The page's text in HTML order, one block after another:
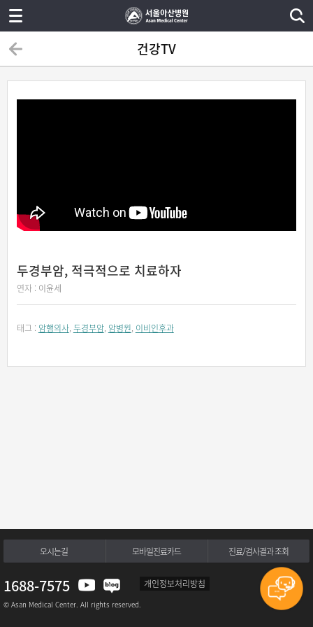
건강TV
두경부암, 적극적으로 치료하자
연자 : 이윤세
태그 : 암행의사, 두경부암, 암병원, 이비인후과
오시는길 모바일진료카드 진료/검사결과 조회
1688-7575 개인정보처리방침
© Asan Medical Center. All rights reserved.